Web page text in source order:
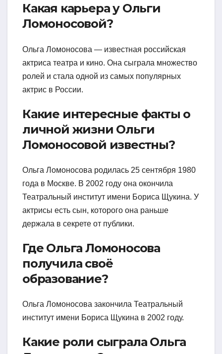
Какая карьера у Ольги
Ломоносовой?
Ольга Ломоносова — известная российская
актриса театра и кино. Она сыграла множество
ролей и стала одной из самых популярных
актрис в России.
Какие интересные факты о
личной жизни Ольги
Ломоносовой известны?
Ольга Ломоносова родилась 25 сентября 1980
года в Москве. В 2002 году она окончила
Театральный институт имени Бориса Щукина. У
актрисы есть сын, которого она раньше
держала в секрете от публики.
Где Ольга Ломоносова
получила своё
образование?
Ольга Ломоносова закончила Театральный
институт имени Бориса Щукина в 2002 году.
Какие роли сыграла Ольга